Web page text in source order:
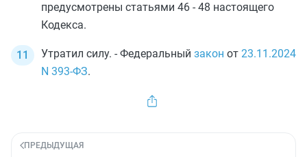
предусмотрены статьями 46 - 48 настоящего
Кодекса.
Утратил силу. - Федеральный закон от 23.11.2024
N 393-ФЗ.
ПРЕДЫДУЩАЯ